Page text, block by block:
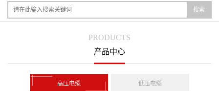
搜索
PRODUCTS
产品中心
高压电缆 低压电缆